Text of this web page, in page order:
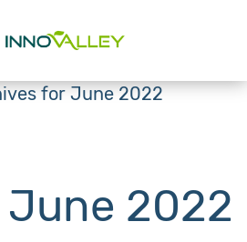
for June 2022
June 2022